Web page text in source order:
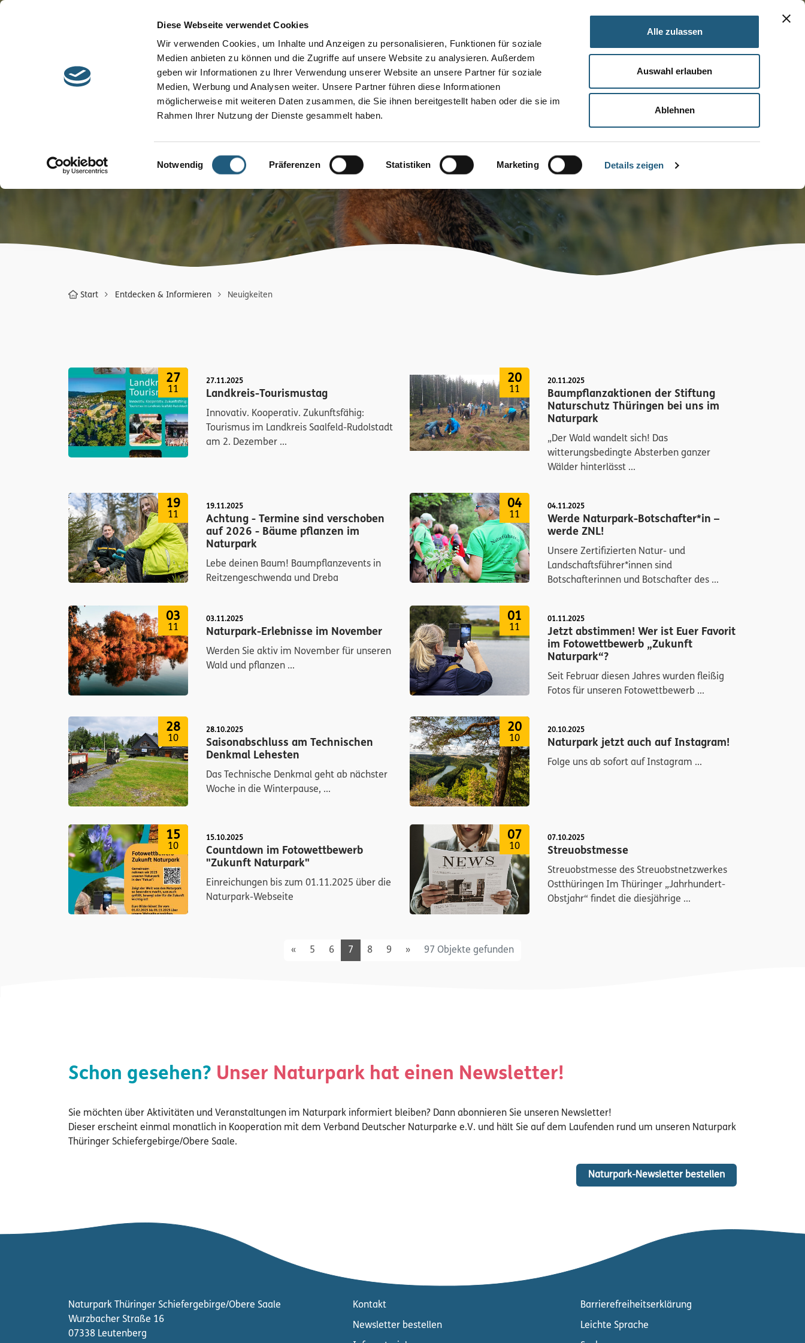
Diese Webseite verwendet Cookies
Wir verwenden Cookies, um Inhalte und Anzeigen zu personalisieren, Funktionen für soziale
Medien anbieten zu können und die Zugriffe auf unsere Website zu analysieren. Außerdem
geben wir Informationen zu Ihrer Verwendung unserer Website an unsere Partner für soziale
Medien, Werbung und Analysen weiter. Unsere Partner führen diese Informationen
möglicherweise mit weiteren Daten zusammen, die Sie ihnen bereitgestellt haben oder die sie im
Rahmen Ihrer Nutzung der Dienste gesammelt haben.
Einwilligungsauswahl
Notwendig Präferenzen Statistiken Marketing Details zeigen
Alle zulassen
Auswahl erlauben
Ablehnen
Besuchen &
Schützen &
Entwickeln
Lernen &
Mitgestalten
Immer aktuell informiert
Start Entdecken & Informieren Neuigkeiten
27
11
27.11.2025
Landkreis-Tourismustag
Innovativ. Kooperativ. Zukunftsfähig:
Tourismus im Landkreis Saalfeld-Rudolstadt
am 2. Dezember ...
20
11
20.11.2025
Baumpflanzaktionen der Stiftung
Naturschutz Thüringen bei uns im
Naturpark
„Der Wald wandelt sich! Das
witterungsbedingte Absterben ganzer
Wälder hinterlässt ...
19
11
19.11.2025
Achtung - Termine sind verschoben
auf 2026 - Bäume pflanzen im
Naturpark
Lebe deinen Baum! Baumpflanzevents in
Reitzengeschwenda und Dreba
04
11
04.11.2025
Werde Naturpark-Botschafter*in –
werde ZNL!
Unsere Zertifizierten Natur- und
Landschaftsführer*innen sind
Botschafterinnen und Botschafter des ...
03
11
03.11.2025
Naturpark-Erlebnisse im November
Werden Sie aktiv im November für unseren
Wald und pflanzen ...
01
11
01.11.2025
Jetzt abstimmen! Wer ist Euer Favorit
im Fotowettbewerb „Zukunft
Naturpark“?
Seit Februar diesen Jahres wurden fleißig
Fotos für unseren Fotowettbewerb ...
28
10
28.10.2025
Saisonabschluss am Technischen
Denkmal Lehesten
Das Technische Denkmal geht ab nächster
Woche in die Winterpause, ...
20
10
20.10.2025
Naturpark jetzt auch auf Instagram!
Folge uns ab sofort auf Instagram ...
15
10
15.10.2025
Countdown im Fotowettbewerb
"Zukunft Naturpark"
Einreichungen bis zum 01.11.2025 über die
Naturpark-Webseite
07
10
07.10.2025
Streuobstmesse
Streuobstmesse des Streuobstnetzwerkes
Ostthüringen Im Thüringer „Jahrhundert-
Obstjahr“ findet die diesjährige ...
«Previous
5 6 7 8 9 »Next97 Objekte gefunden
Schon gesehen? Unser Naturpark hat einen Newsletter!
Sie möchten über Aktivitäten und Veranstaltungen im Naturpark informiert bleiben? Dann abonnieren Sie unseren Newsletter!
Dieser erscheint einmal monatlich in Kooperation mit dem Verband Deutscher Naturparke e.V. und hält Sie auf dem Laufenden rund um unseren Naturpark
Thüringer Schiefergebirge/Obere Saale.
Naturpark-Newsletter bestellen
Naturpark Thüringer Schiefergebirge/Obere Saale
Wurzbacher Straße 16
07338 Leutenberg
Kontakt
Newsletter bestellen
Barrierefreiheitserklärung
Leichte Sprache